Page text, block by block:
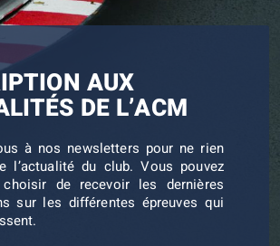
AUX
DE L’ACM
à nos newsletters pour ne rien
l’actualité du club. Vous pouvez
choisir de recevoir les dernières
sur les différentes épreuves qui